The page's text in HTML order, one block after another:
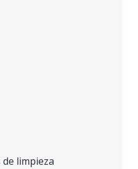
limpieza